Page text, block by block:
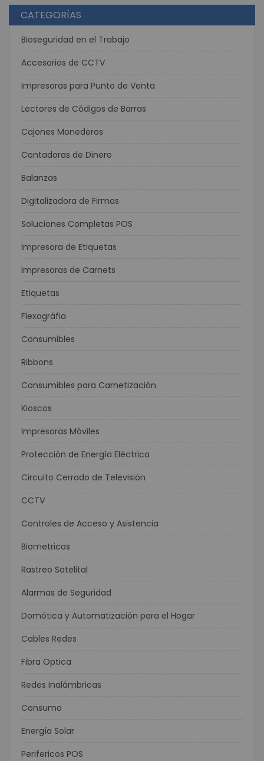
CATEGORÍAS
Bioseguridad en el Trabajo
Accesorios de CCTV
Impresoras para Punto de Venta
Lectores de Códigos de Barras
Cajones Monederos
Contadoras de Dinero
Balanzas
Digitalizadora de Firmas
Soluciones Completas POS
Impresora de Etiquetas
Impresoras de Carnets
Etiquetas
Flexográfia
Consumibles
Ribbons
Consumibles para Carnetización
Kioscos
Impresoras Móviles
Protección de Energía Eléctrica
Circuito Cerrado de Televisión
CCTV
Controles de Acceso y Asistencia
Biometricos
Rastreo Satelital
Alarmas de Seguridad
Domótica y Automatización para el Hogar
Cables Redes
Fibra Optica
Redes Inalámbricas
Consumo
Energía Solar
Perifericos POS